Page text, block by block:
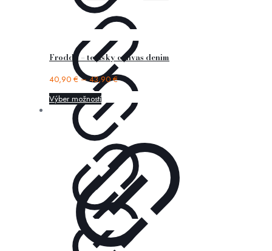
Froddo – tenisky canvas denim
40,90 €–43,90€
Výber možností